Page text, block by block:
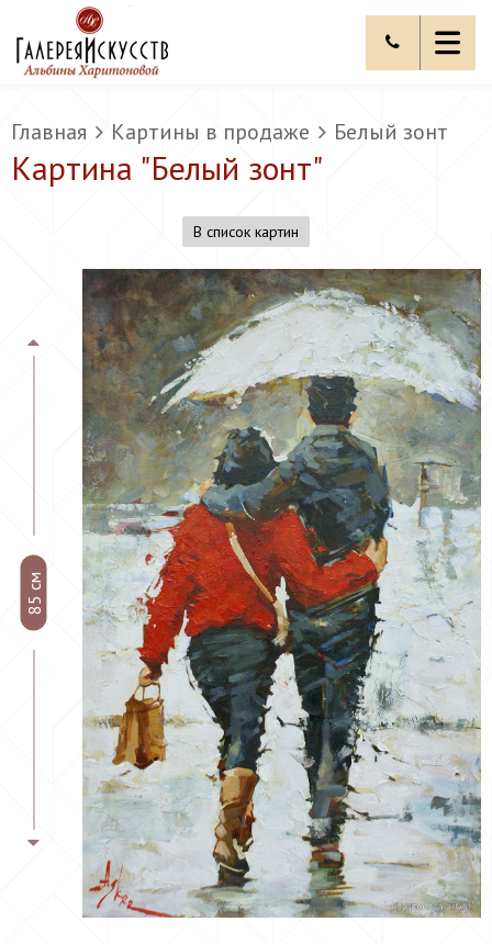
Главная Картины в продаже Белый зонт
Картина "Белый зонт"
В список картин
85 см